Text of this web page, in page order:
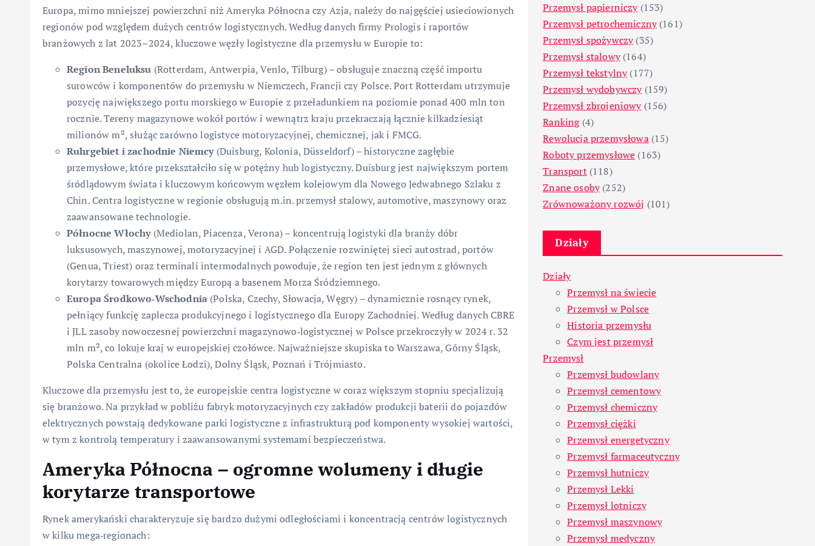
Europa, mimo mniejszej powierzchni niż Ameryka Północna czy Azja, należy do najgęściej usieciowionych
regionów pod względem dużych centrów logistycznych. Według danych firmy Prologis i raportów
branżowych z lat 2023–2024, kluczowe węzły logistyczne dla przemysłu w Europie to:
Region Beneluksu (Rotterdam, Antwerpia, Venlo, Tilburg) – obsługuje znaczną część importu
surowców i komponentów do przemysłu w Niemczech, Francji czy Polsce. Port Rotterdam utrzymuje
pozycję największego portu morskiego w Europie z przeładunkiem na poziomie ponad 400 mln ton
rocznie. Tereny magazynowe wokół portów i wewnątrz kraju przekraczają łącznie kilkadziesiąt
milionów m², służąc zarówno logistyce motoryzacyjnej, chemicznej, jak i FMCG.
Ruhrgebiet i zachodnie Niemcy(Duisburg, Kolonia, Düsseldorf) – historyczne zagłębie
przemysłowe, które przekształciło się w potężny hub logistyczny. Duisburg jest największym portem
śródlądowym świata i kluczowym końcowym węzłem kolejowym dla Nowego Jedwabnego Szlaku z
Chin. Centra logistyczne w regionie obsługują m.in. przemysł stalowy, automotive, maszynowy oraz
zaawansowane technologie.
Północne Włochy(Mediolan, Piacenza, Verona) – koncentrują logistyki dla branży dóbr
luksusowych, maszynowej, motoryzacyjnej i AGD. Połączenie rozwiniętej sieci autostrad, portów
(Genua, Triest) oraz terminali intermodalnych powoduje, że region ten jest jednym z głównych
korytarzy towarowych między Europą a basenem Morza Śródziemnego.
Europa Środkowo‑Wschodnia (Polska, Czechy, Słowacja, Węgry) – dynamicznie rosnący rynek,
pełniący funkcję zaplecza produkcyjnego i logistycznego dla Europy Zachodniej. Według danych CBRE
i JLL zasoby nowoczesnej powierzchni magazynowo‑logistycznej w Polsce przekroczyły w 2024 r. 32
mln m², co lokuje kraj w europejskiej czołówce. Najważniejsze skupiska to Warszawa, Górny Śląsk,
Polska Centralna (okolice Łodzi), Dolny Śląsk, Poznań i Trójmiasto.
Kluczowe dla przemysłu jest to, że europejskie centra logistyczne w coraz większym stopniu specjalizują
się branżowo. Na przykład w pobliżu fabryk motoryzacyjnych czy zakładów produkcji baterii do pojazdów
elektrycznych powstają dedykowane parki logistyczne z infrastrukturą pod komponenty wysokiej wartości,
w tym z kontrolą temperatury i zaawansowanymi systemami bezpieczeństwa.
Ameryka Północna – ogromne wolumeny i długie
korytarze transportowe
Rynek amerykański charakteryzuje się bardzo dużymi odległościami i koncentracją centrów logistycznych
w kilku mega‑regionach:
Przemysł papierniczy(153)
Przemysł petrochemiczny(161)
Przemysł spożywczy(35)
Przemysł stalowy(164)
Przemysł tekstylny(177)
Przemysł wydobywczy(159)
Przemysł zbrojeniowy(156)
Ranking(4)
Rewolucja przemysłowa(15)
Roboty przemysłowe (163)
Transport(118)
Znane osoby(252)
Zrównoważony rozwój (101)
Działy
Działy
Przemysł na świecie
Przemysł w Polsce
Historia przemysłu
Czym jest przemysł
Przemysł
Przemysł budowlany
Przemysł cementowy
Przemysł chemiczny
Przemysł ciężki
Przemysł energetyczny
Przemysł farmaceutyczny
Przemysł hutniczy
Przemysł Lekki
Przemysł lotniczy
Przemysł maszynowy
Przemysł medyczny